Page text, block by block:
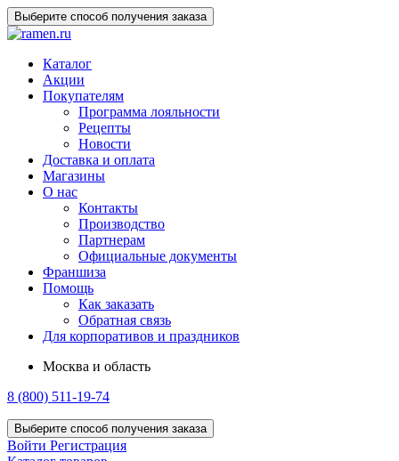
Выберите способ получения заказа
Каталог
Акции
Покупателям
Программа лояльности
Рецепты
Новости
Доставка и оплата
Магазины
О нас
Контакты
Производство
Партнерам
Официальные документы
Франшиза
Помощь
Как заказать
Обратная связь
Для корпоративов и праздников
Москва и область
8 (800) 511-19-74
Выберите способ получения заказа
Войти Регистрация